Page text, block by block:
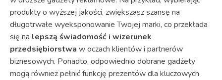
produkty o wyższej jakości, zwiększasz szansę na
długotrwałe wyeksponowanie Twojej marki, co przekłada
się na lepszą świadomość i wizerunek
przedsiębiorstwa w oczach klientów i partnerów
biznesowych. Ponadto, odpowiednio dobrane gadżety
mogą również pełnić funkcję prezentów dla kluczowych